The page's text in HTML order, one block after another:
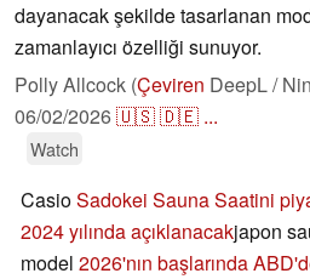
dayanacak şekilde tasarlanan
zamanlayıcı özelliği sunuyor.
Polly Allcock (Çeviren DeepL /
06/02/2026🇺🇸🇩🇪 ...
Watch
CasioSadokei Sauna Saatini
2024 yılında açıklanacakjapon
model 2026'nın başlarında